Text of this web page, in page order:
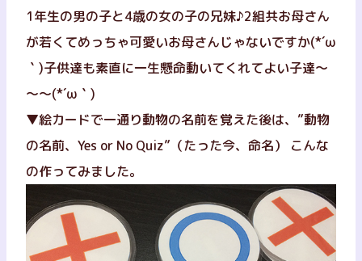
1年生の男の子と4歳の女の子の兄妹♪2組共お母さん
が若くてめっちゃ可愛いお母さんじゃないですか(*´ω
｀)子供達も素直に一生懸命動いてくれてよい子達～
～～(*´ω｀)
▼絵カードで一通り動物の名前を覚えた後は、”動物
の名前、Yes or No Quiz”（たった今、命名） こんな
の作ってみました。